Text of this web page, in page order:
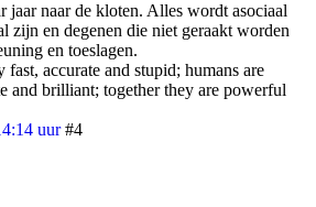
jaar naar de kloten. Alles wordt asociaal
zijn en degenen die niet geraakt worden
en toeslagen.
accurate and stupid; humans are
and brilliant; together they are powerful
uur #4